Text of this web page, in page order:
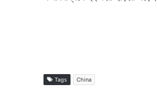
Tags China